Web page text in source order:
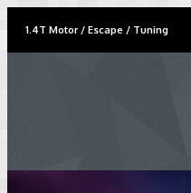
1.4T Motor / Escape / Tuning